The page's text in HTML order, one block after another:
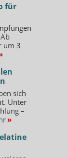
für
um 3
sich
Unter
–
»